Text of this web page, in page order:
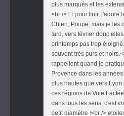
plus marqués et les
<br /> Et pour finir, j'adore
Chien, Poupe, mais je les
tard, vers février donc
printemps pas trop
souvent très purs et
rappellent quand je
Provence dans les
plus hautes que vers Lyon
ces régions de Voie
dans tous les sens, c'est
petit diamètre !<br />